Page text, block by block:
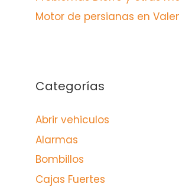
Motor de persianas en
Categorías
Abrir vehiculos
Alarmas
Bombillos
Cajas Fuertes